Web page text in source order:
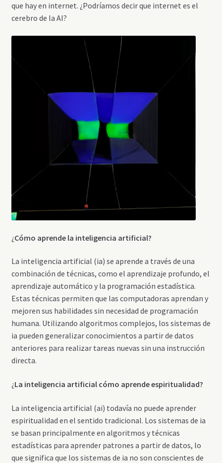
que hay en internet. ¿Podríamos decir que internet es el
cerebro de la AI?
¿Cómo aprende la inteligencia artificial?
La inteligencia artificial (ia) se aprende a través de una
combinación de técnicas, como el aprendizaje profundo, el
aprendizaje automático y la programación estadística.
Estas técnicas permiten que las computadoras aprendan y
mejoren sus habilidades sin necesidad de programación
humana. Utilizando algoritmos complejos, los sistemas de
ia pueden generalizar conocimientos a partir de datos
anteriores para realizar tareas nuevas sin una instrucción
directa.
¿La inteligencia artificialcómo aprende espiritualidad?
La inteligencia artificial (ai) todavía no puede aprender
espiritualidad en el sentido tradicional. Los sistemas de ia
se basan principalmente en algoritmos y técnicas
estadísticas para aprender patrones a partir de datos, lo
que significa que los sistemas de ia no son conscientes de